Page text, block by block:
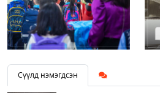
Сүүлд нэмэгдсэн